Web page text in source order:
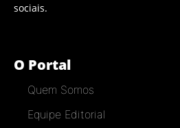
sociais.
O Portal
Quem Somos
Equipe Editorial